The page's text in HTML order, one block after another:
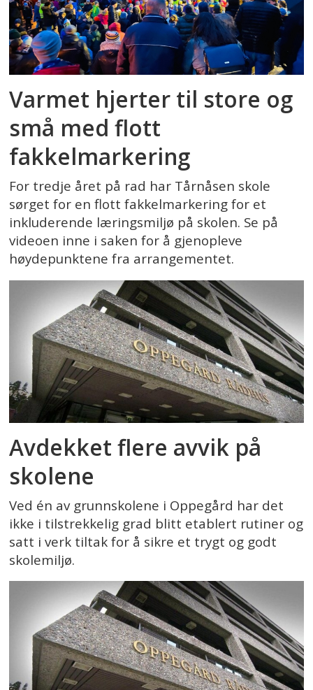
Varmet hjerter til store og
små med flott
fakkelmarkering
For tredje året på rad har Tårnåsen skole
sørget for en flott fakkelmarkering for et
inkluderende læringsmiljø på skolen. Se på
videoen inne i saken for å gjenopleve
høydepunktene fra arrangementet.
Avdekket flere avvik på
skolene
Ved én av grunnskolene i Oppegård har det
ikke i tilstrekkelig grad blitt etablert rutiner og
satt i verk tiltak for å sikre et trygt og godt
skolemiljø.